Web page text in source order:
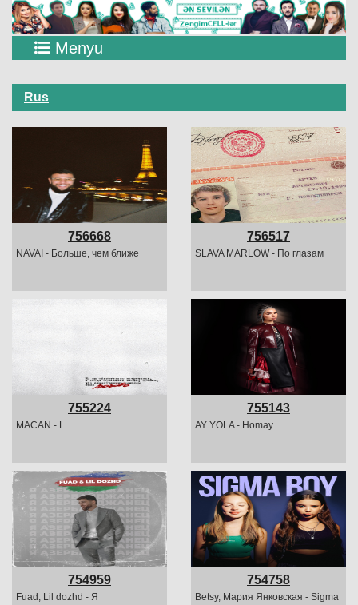
Menyu
Rus
756668
NAVAI - Больше, чем ближе
756517
SLAVA MARLOW - По глазам
755224
MACAN - L
755143
AY YOLA - Homay
754959
Fuad, Lil dozhd - Я
754758
Betsy, Мария Янковская - Sigma